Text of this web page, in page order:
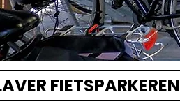
FIETSPARKEREN